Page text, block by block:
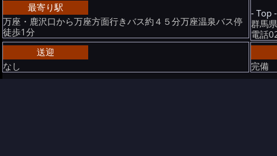
最寄り駅
万座・鹿沢口から万座方面行きバス約４５分万座温泉バス停
徒歩1分
- Top -
群馬
電話
送迎
なし
完備